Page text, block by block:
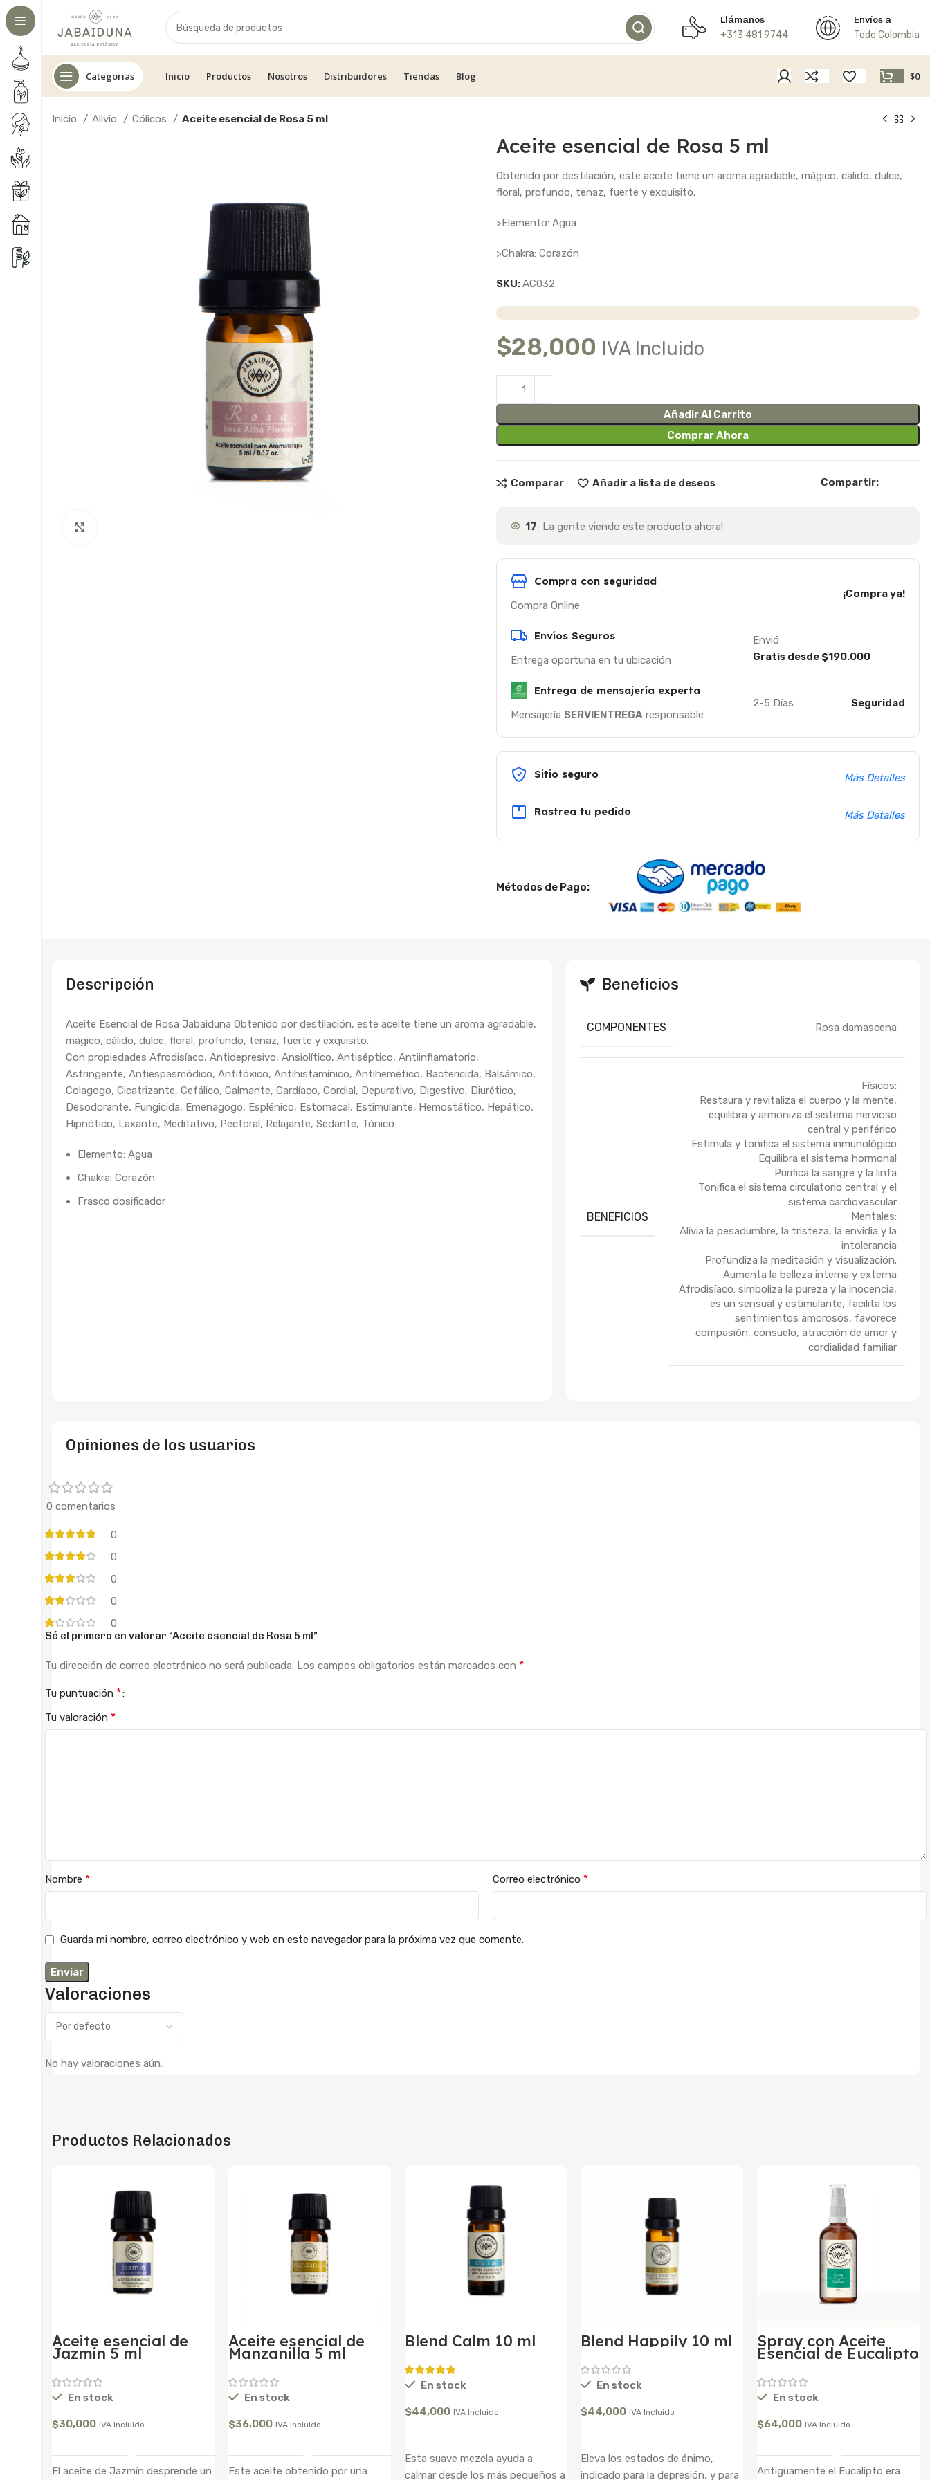
Llámanos
+313 481 9744
Envíos a
Todo Colombia
Categorias Inicio Productos Nosotros Distribuidores Tiendas Blog $0
Inicio Alivio Cólicos Aceite esencial de Rosa 5 ml
Aceite esencial de Rosa 5 ml
Obtenido por destilación, este aceite tiene un aroma agradable, mágico, cálido, dulce,
floral, profundo, tenaz, fuerte y exquisito.
>Elemento: Agua
>Chakra: Corazón
SKU:AC032
$28,000 IVA Incluido
Añadir Al Carrito
Comprar Ahora
Comparar Añadir a lista de deseos Compartir:
17 La gente viendo este producto ahora!
Compra con seguridad
Compra Online
¡Compra ya!
Envíos Seguros
Entrega oportuna en tu ubicación
Envió
Gratis desde $190.000
Entrega de mensajería experta
Mensajería SERVIENTREGAresponsable
2-5 Días Seguridad
Sitio seguro Más Detalles
Rastrea tu pedido Más Detalles
Métodos de Pago:
Descripción
Aceite Esencial de Rosa Jabaiduna Obtenido por destilación, este aceite tiene un aroma agradable,
mágico, cálido, dulce, floral, profundo, tenaz, fuerte y exquisito.
Con propiedades Afrodisíaco, Antidepresivo, Ansiolítico, Antiséptico, Antiinflamatorio,
Astringente, Antiespasmódico, Antitóxico, Antihistamínico, Antihemético, Bactericida, Balsámico,
Colagogo, Cicatrizante, Cefálico, Calmante, Cardíaco, Cordial, Depurativo, Digestivo, Diurético,
Desodorante, Fungicida, Emenagogo, Esplénico, Estomacal, Estimulante, Hemostático, Hepático,
Hipnótico, Laxante, Meditativo, Pectoral, Relajante, Sedante, Tónico
Elemento: Agua
Chakra: Corazón
Frasco dosificador
Beneficios
COMPONENTES Rosa damascena
BENEFICIOS
Físicos:
Restaura y revitaliza el cuerpo y la mente,
equilibra y armoniza el sistema nervioso
central y periférico
Estimula y tonifica el sistema inmunológico
Equilibra el sistema hormonal
Purifica la sangre y la linfa
Tonifica el sistema circulatorio central y el
sistema cardiovascular
Mentales:
Alivia la pesadumbre, la tristeza, la envidia y la
intolerancia
Profundiza la meditación y visualización.
Aumenta la belleza interna y externa
Afrodisíaco: simboliza la pureza y la inocencia,
es un sensual y estimulante, facilita los
sentimientos amorosos, favorece
compasión, consuelo, atracción de amor y
cordialidad familiar
Opiniones de los usuarios
0 comentarios
0
0
0
0
0
Valoraciones
No hay valoraciones aún.
Sé el primero en valorar “Aceite esencial de Rosa 5 ml”
Tu dirección de correo electrónico no será publicada. Los campos obligatorios están marcados con *
Tu puntuación *
Tu valoración *
Nombre * Correo electrónico *
Guarda mi nombre, correo electrónico y web en este navegador para la próxima vez que comente.
Productos Relacionados
Aceite esencial de
Jazmín 5 ml
En stock
$30,000 IVA Incluido
El aceite de Jazmín desprende un
Aceite esencial de
Manzanilla 5 ml
En stock
$36,000 IVA Incluido
Este aceite obtenido por una
Blend Calm 10 ml
En stock
$44,000 IVA Incluido
Esta suave mezcla ayuda a
calmar desde los más pequeños a
Blend Happily 10 ml
En stock
$44,000 IVA Incluido
Eleva los estados de ánimo,
indicado para la depresión, y para
Spray con Aceite
Esencial de Eucalipto
En stock
$64,000 IVA Incluido
Antiguamente el Eucalipto era